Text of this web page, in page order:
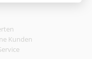
Kunden